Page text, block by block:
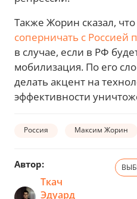
Также Жорин сказал, что
соперничать с Россией
в случае, если в РФ
мобилизация. По его
делать акцент на
эффективности
Россия Максим Жорин
Автор:
Ткач
Эдуард